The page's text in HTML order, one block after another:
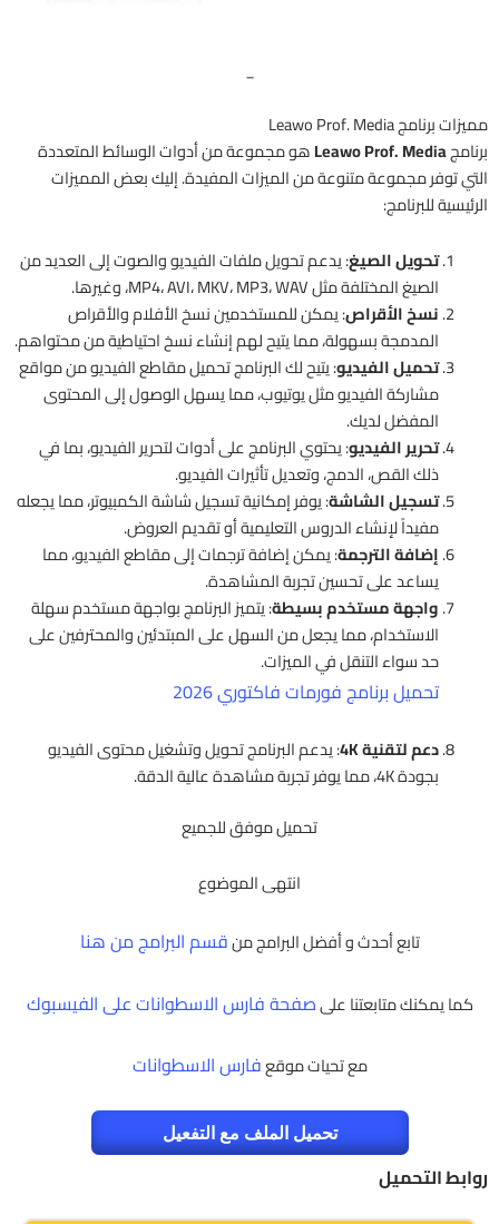
_
مميزات برنامج Leawo Prof. Media
برنامجLeawo Prof. Mediaهو مجموعة من أدوات الوسائط المتعددة
التي توفر مجموعة متنوعة من الميزات المفيدة. إليك بعض المميزات
الرئيسية للبرنامج:
تحويل الصيغ: يدعم تحويل ملفات الفيديو والصوت إلى العديد من
الصيغ المختلفة مثل MP4، AVI، MKV، MP3، WAV، وغيرها.
نسخ الأقراص: يمكن للمستخدمين نسخ الأفلام والأقراص
المدمجة بسهولة، مما يتيح لهم إنشاء نسخ احتياطية من محتواهم.
تحميل الفيديو: يتيح لك البرنامج تحميل مقاطع الفيديو من مواقع
مشاركة الفيديو مثل يوتيوب، مما يسهل الوصول إلى المحتوى
المفضل لديك.
تحرير الفيديو: يحتوي البرنامج على أدوات لتحرير الفيديو، بما في
ذلك القص، الدمج، وتعديل تأثيرات الفيديو.
تسجيل الشاشة: يوفر إمكانية تسجيل شاشة الكمبيوتر، مما يجعله
مفيداً لإنشاء الدروس التعليمية أو تقديم العروض.
إضافة الترجمة: يمكن إضافة ترجمات إلى مقاطع الفيديو، مما
يساعد على تحسين تجربة المشاهدة.
واجهة مستخدم بسيطة: يتميز البرنامج بواجهة مستخدم سهلة
الاستخدام، مما يجعل من السهل على المبتدئين والمحترفين على
حد سواء التنقل في الميزات.
تحميل برنامج فورمات فاكتوري 2026
دعم لتقنية 4K
: يدعم البرنامج تحويل وتشغيل محتوى الفيديو
بجودة 4K، مما يوفر تجربة مشاهدة عالية الدقة.
تحميل موفق للجميع
انتهى الموضوع
تابع أحدث و أفضل البرامج منقسم البرامج من هنا
كما يمكنك متابعتنا علىصفحة فارس الاسطوانات على الفيسبوك
مع تحيات موقعفارس الاسطوانات
تحميل الملف مع التفعيل
روابط التحميل